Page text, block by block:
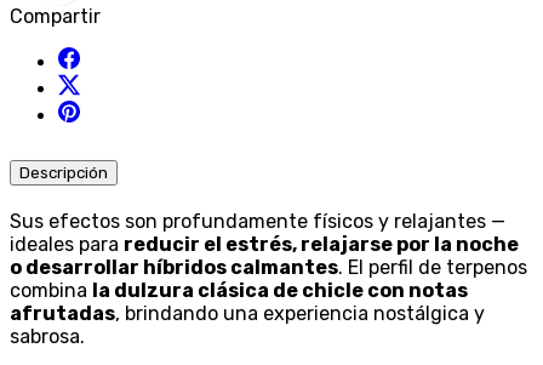
Compartir
Descripción
Sus efectos son profundamente físicos y relajantes —
ideales para reducir el estrés, relajarse por la noche
o desarrollar híbridos calmantes. El perfil de terpenos
combina la dulzura clásica de chicle con notas
afrutadas, brindando una experiencia nostálgica y
sabrosa.